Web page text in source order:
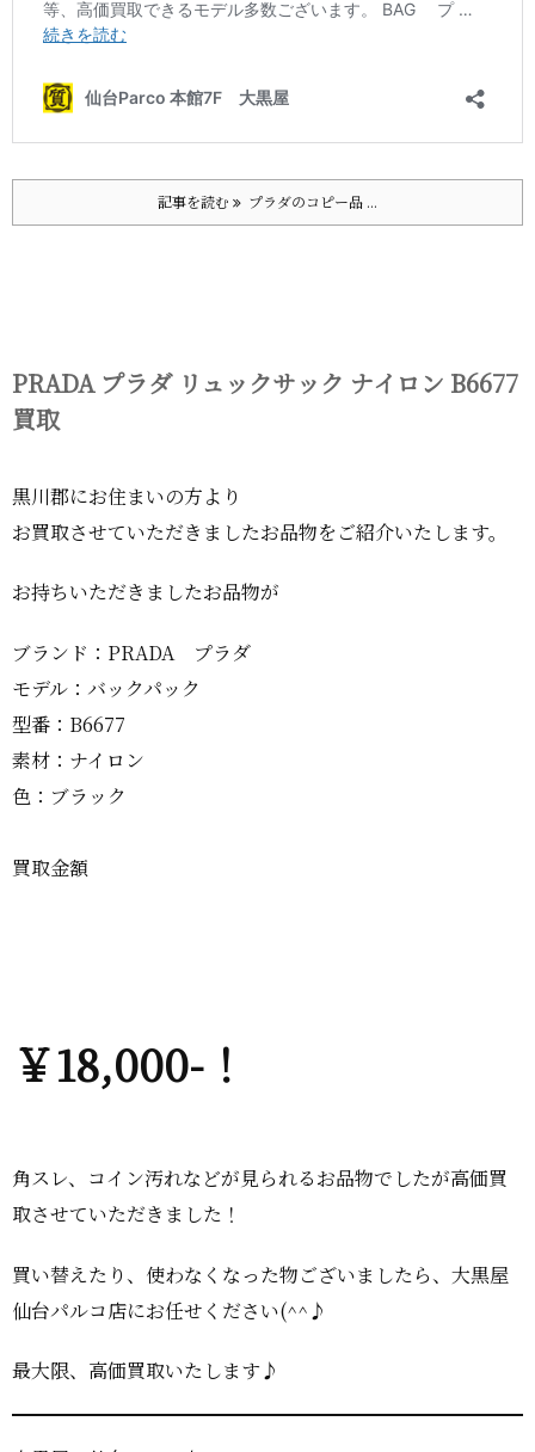
記事を読む プラダのコピー品 ...
PRADA プラダ リュックサック ナイロン B6677
買取
黒川郡にお住まいの方より
お買取させていただきましたお品物をご紹介いたします。
お持ちいただきましたお品物が
ブランド：PRADA プラダ
モデル：バックパック
型番：B6677
素材：ナイロン
色：ブラック
買取金額
￥18,000-！
角スレ、コイン汚れなどが見られるお品物でしたが高価買
取させていただきました！
買い替えたり、使わなくなった物ございましたら、大黒屋
仙台パルコ店にお任せください(^^♪
最大限、高価買取いたします♪